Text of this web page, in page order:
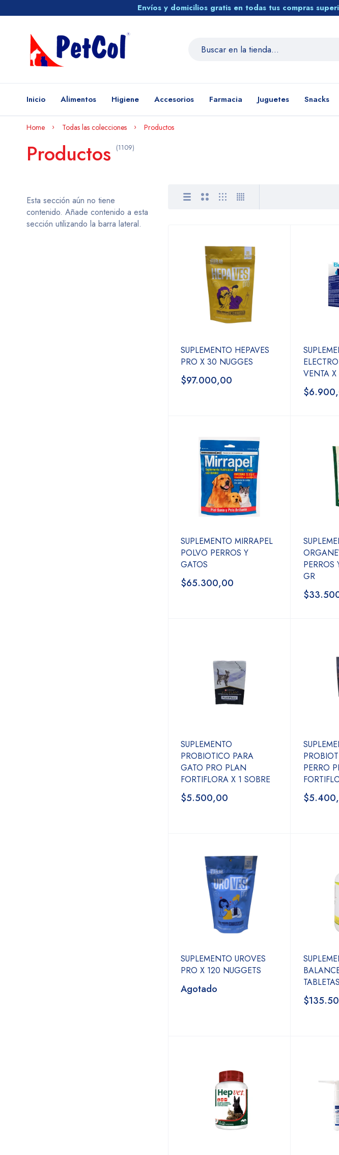
Envíos y domicilios gratis en todas tus compras
Inicio Alimentos Higiene Accesorios Farmacia Juguetes Snacks
Home Todas las colecciones Productos
Productos (1109)
Esta sección aún no tiene
contenido. Añade contenido a esta
sección utilizando la barra lateral.
SUPLEMENTO HEPAVES
PRO X 30 NUGGES
$97.000,00
VENTA X
SUPLEMENTO MIRRAPEL
POLVO PERROS Y
GATOS
$65.300,00
PERROS
GR
SUPLEMENTO
PROBIOTICO PARA
GATO PRO PLAN
FORTIFLORA X 1 SOBRE
$5.500,00
PERRO
SUPLEMENTO UROVES
PRO X 120 NUGGETS
Agotado
TABLETAS